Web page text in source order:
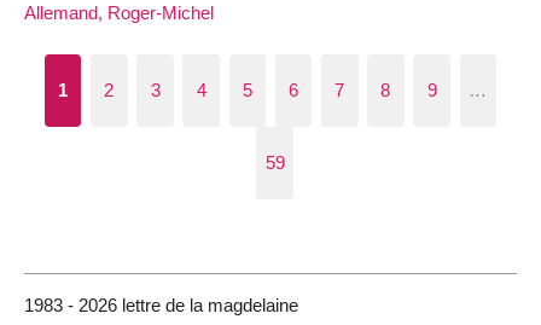
Allemand, Roger-Michel
1 2 3 4 5 6 7 8 9 …
59
1983 - 2026 lettre de la magdelaine